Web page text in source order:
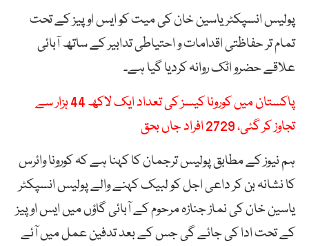
پولیس انسپکٹر یاسین خان کی میت کو ایس او پیز کے تحت
تمام تر حفاظتی اقدامات و احتیاطی تدابیر کے ساتھ آبائی
علاقے حضرو اٹک روانہ کردیا گیا ہے۔
پاکستان میں کورونا کیسز کی تعداد ایک لاکھ 44 ہزار سے
تجاوز کر گئی، 2729 افراد جاں بحق
ہم نیوز کے مطابق پولیس ترجمان کا کہنا ہے کہ کورونا وائرس
کا نشانہ بن کر داعی اجل کو لبیک کہنے والے پولیس انسپکٹر
یاسین خان کی نماز جنازہ مرحوم کے آبائی گاؤں میں ایس او پیز
کے تحت ادا کی جائے گی جس کے بعد تدفین عمل میں آئے